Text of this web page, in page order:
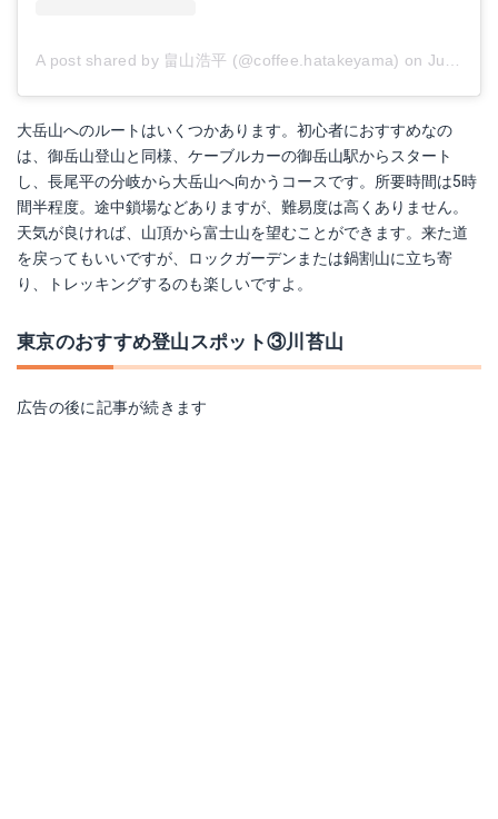
A post shared by 畠山浩平 (@coffee.hatakeyama) on Jul 24, 2018 at 11:29pm PDT
大岳山へのルートはいくつかあります。初心者におすすめなの
は、御岳山登山と同様、ケーブルカーの御岳山駅からスタート
し、長尾平の分岐から大岳山へ向かうコースです。所要時間は5時
間半程度。途中鎖場などありますが、難易度は高くありません。
天気が良ければ、山頂から富士山を望むことができます。来た道
を戻ってもいいですが、ロックガーデンまたは鍋割山に立ち寄
り、トレッキングするのも楽しいですよ。
東京のおすすめ登山スポット③川苔山
広告の後に記事が続きます